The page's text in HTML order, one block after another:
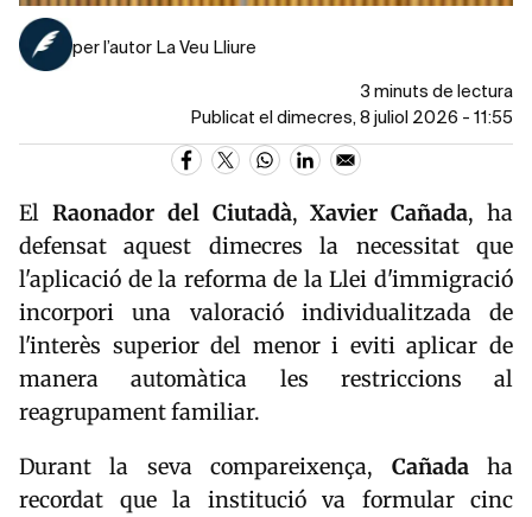
per l’autor La Veu Lliure
3 minuts de lectura
Publicat el dimecres, 8 juliol 2026 - 11:55
El Raonador del Ciutadà,Xavier Cañada, ha
defensat aquest dimecres la necessitat que
l'aplicació de la reforma de la Llei d'immigració
incorpori una valoració individualitzada de
l'interès superior del menor i eviti aplicar de
manera automàtica les restriccions al
reagrupament familiar.
Durant la seva compareixença, Cañadaha
recordat que la institució va formular cinc